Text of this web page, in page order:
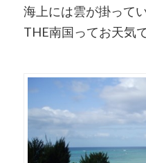
海上には雲が掛って
THE南国ってお天気で